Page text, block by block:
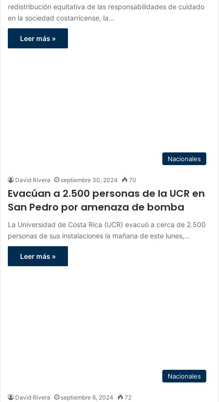
redistribución equitativa de las responsabilidades de cuidado
en la sociedad costarricense, la…
Leer más »
Nacionales
David Rivera septiembre 30, 2024 70
Evacúan a 2.500 personas de la UCR en
San Pedro por amenaza de bomba
La Universidad de Costa Rica (UCR) evacuó a cerca de 2.500
personas de sus instalaciones la mañana de este lunes,…
Leer más »
Nacionales
David Rivera septiembre 6, 2024 72